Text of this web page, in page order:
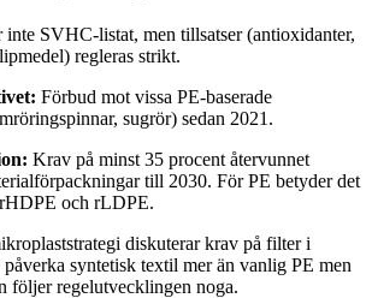
inte SVHC-listat, men tillsatser (antioxidanter,
regleras strikt.
Förbud mot vissa PE-baserade
sugrör) sedan 2021.
Krav på minst 35 procent återvunnet
till 2030. För PE betyder det
och rLDPE.
diskuterar krav på filter i
syntetisk textil mer än vanlig PE men
följer regelutvecklingen noga.